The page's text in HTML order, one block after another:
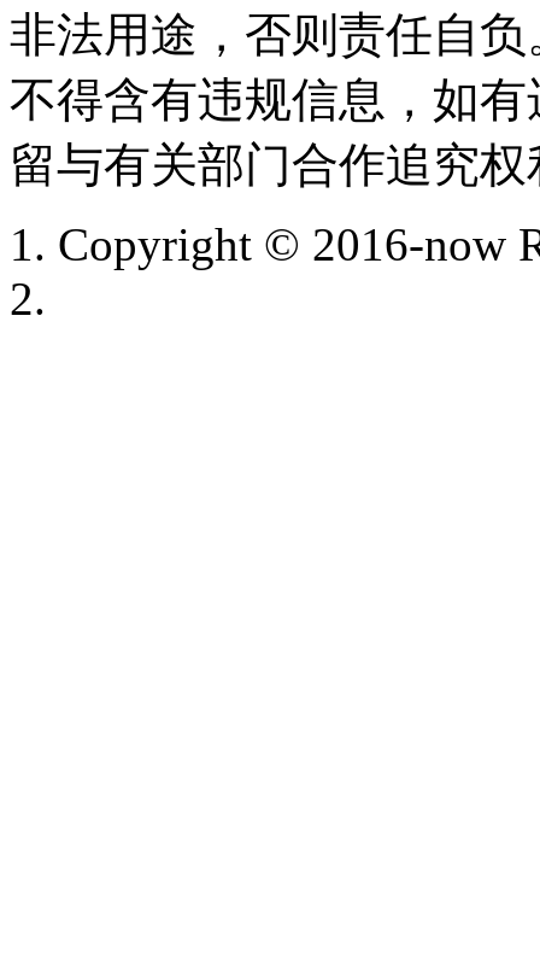
非法用途，否则责任自
不得含有违规信息，如
留与有关部门合作追究权
Copyright © 2016-now